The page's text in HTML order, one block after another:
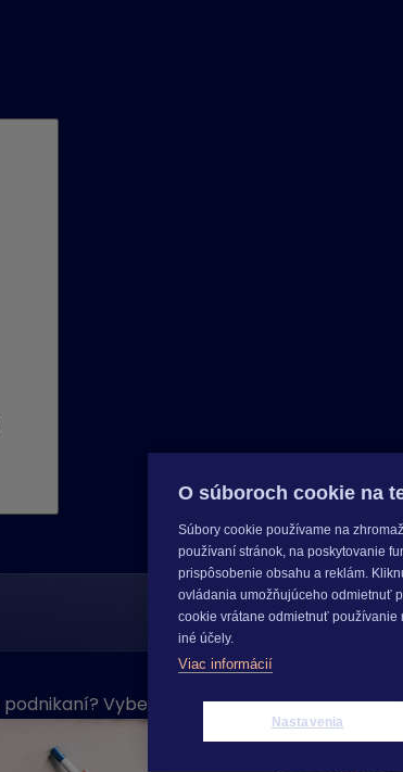
podnikaní? Vyberte si to najlepšie
O súboroch cookie na
Súbory cookie používame na
používaní stránok, na poskytovanie
prispôsobenie obsahu a reklám.
ovládania umožňujúceho odmietnuť
cookie vrátane odmietnuť používanie
iné účely.
Viac informácií
Nastavenia